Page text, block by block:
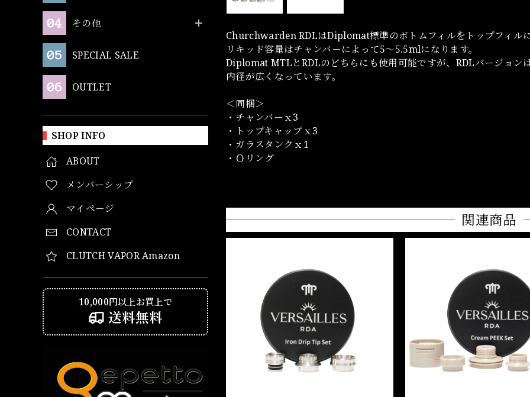
その他
SPECIAL SALE
OUTLET
SHOP INFO
ABOUT
メンバーシップ
マイページ
CONTACT
CLUTCH VAPOR Amazon
10,000円以上お買上で
送料無料
Churchwarden RDLはDiplomat標準のボトムフィルをトップフィル
リキッド容量はチャンバーによって5～5.5mlになります。
Diplomat MTLとRDLのどちらにも使用可能ですが、RDLバージョン
内径が広くなっています。
＜同梱＞
・チャンバーｘ3
・トップキャップｘ3
・ガラスタンクｘ1
・Ｏリング
関連商品